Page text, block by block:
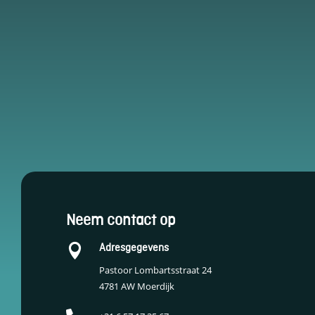
Neem contact op
 Adresgegevens
Pastoor Lombartsstraat 24
4781 AW Moerdijk
Essentiële Cookies
mogelijk, zoals
beveiliging,
identiteitscontrole
en netwerkbeheer.